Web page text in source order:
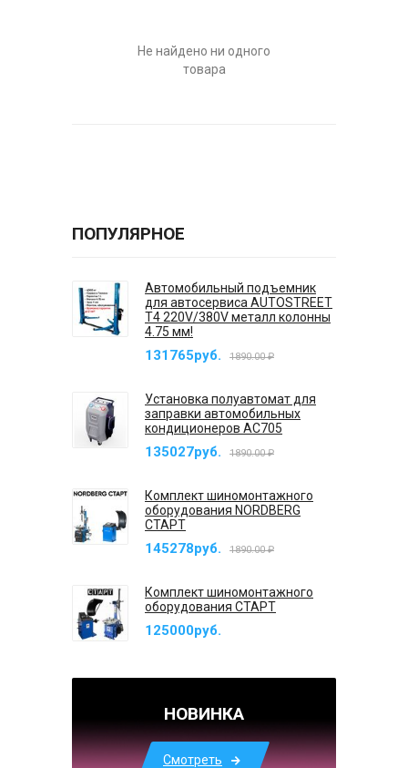
Не найдено ни одного
товара
ПОПУЛЯРНОЕ
Автомобильный подъемник
для автосервиса AUTOSTREET
T4 220V/380V металл колонны
4.75 мм!
131765руб. 1890.00 ₽
Установка полуавтомат для
заправки автомобильных
кондиционеров AC705
135027руб. 1890.00 ₽
Комплект шиномонтажного
оборудования NORDBERG
СТАРТ
145278руб. 1890.00 ₽
Комплект шиномонтажного
оборудования СТАРТ
125000руб.
НОВИНКА
Смотреть